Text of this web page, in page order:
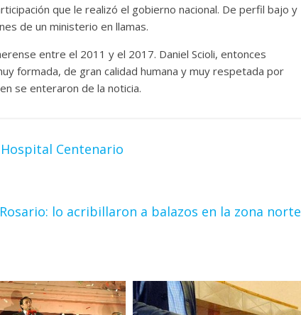
que le realizó el gobierno nacional. De perfil bajo y
de un ministerio en llamas.
entre el 2011 y el 2017. Daniel Scioli, entonces
formada, de gran calidad humana y muy respetada por
se enteraron de la noticia.
Centenario
lo acribillaron a balazos en la zona norte